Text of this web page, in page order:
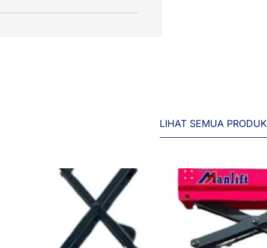
LIHAT SEMUA PRODUK